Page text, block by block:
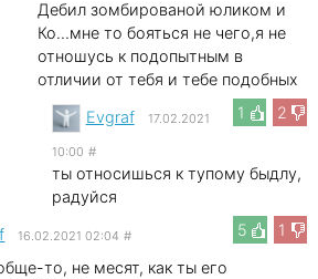
Дебил зомбированой юликом и
Ко...мне то бояться не чего,я не
отношусь к подопытным в
отличии от тебя и тебе подобных
1
2
Evgraf 17.02.2021
10:00 #
ты относишься к тупому быдлу,
радуйся
5
1
16.02.2021 02:04 #
то, не месят, как ты его